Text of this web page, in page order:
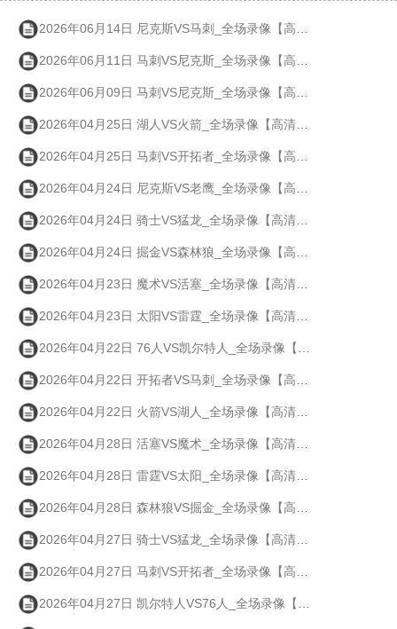
2026年06月14日 尼克斯VS马刺_全场录像【高清回放】
2026年06月11日 马刺VS尼克斯_全场录像【高清回放】
2026年06月09日 马刺VS尼克斯_全场录像【高清回放】
2026年04月25日 湖人VS火箭_全场录像【高清回放】
2026年04月25日 马刺VS开拓者_全场录像【高清回放】
2026年04月24日 尼克斯VS老鹰_全场录像【高清回放】
2026年04月24日 骑士VS猛龙_全场录像【高清回放】
2026年04月24日 掘金VS森林狼_全场录像【高清回放】
2026年04月23日 魔术VS活塞_全场录像【高清回放】
2026年04月23日 太阳VS雷霆_全场录像【高清回放】
2026年04月22日 76人VS凯尔特人_全场录像【高清回放】
2026年04月22日 开拓者VS马刺_全场录像【高清回放】
2026年04月22日 火箭VS湖人_全场录像【高清回放】
2026年04月28日 活塞VS魔术_全场录像【高清回放】
2026年04月28日 雷霆VS太阳_全场录像【高清回放】
2026年04月28日 森林狼VS掘金_全场录像【高清回放】
2026年04月27日 骑士VS猛龙_全场录像【高清回放】
2026年04月27日 马刺VS开拓者_全场录像【高清回放】
2026年04月27日 凯尔特人VS76人_全场录像【高清回放】